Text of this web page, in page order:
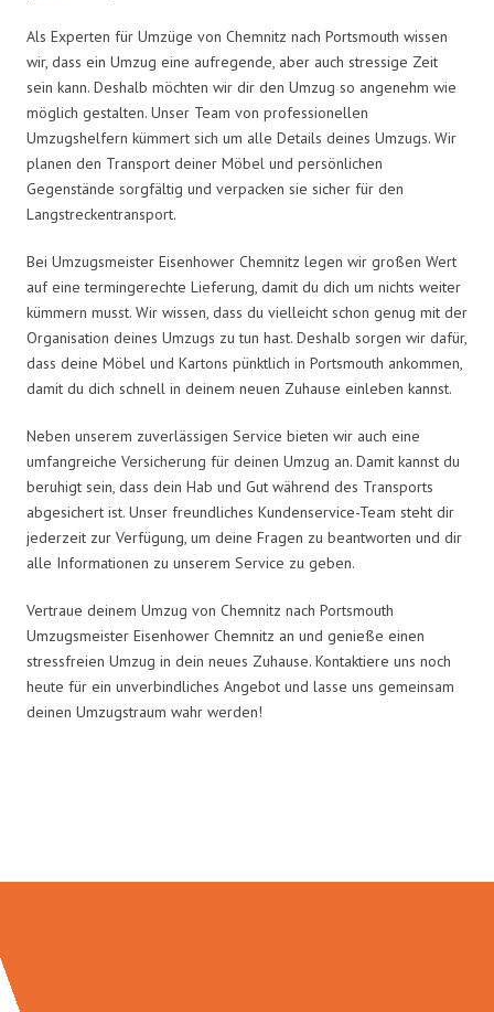
Als Experten für Umzüge von Chemnitz nach Portsmouth wissen
wir, dass ein Umzug eine aufregende, aber auch stressige Zeit
sein kann. Deshalb möchten wir dir den Umzug so angenehm wie
möglich gestalten. Unser Team von professionellen
Umzugshelfern kümmert sich um alle Details deines Umzugs. Wir
planen den Transport deiner Möbel und persönlichen
Gegenstände sorgfältig und verpacken sie sicher für den
Langstreckentransport.
Bei Umzugsmeister Eisenhower Chemnitz legen wir großen Wert
auf eine termingerechte Lieferung, damit du dich um nichts weiter
kümmern musst. Wir wissen, dass du vielleicht schon genug mit der
Organisation deines Umzugs zu tun hast. Deshalb sorgen wir dafür,
dass deine Möbel und Kartons pünktlich in Portsmouth ankommen,
damit du dich schnell in deinem neuen Zuhause einleben kannst.
Neben unserem zuverlässigen Service bieten wir auch eine
umfangreiche Versicherung für deinen Umzug an. Damit kannst du
beruhigt sein, dass dein Hab und Gut während des Transports
abgesichert ist. Unser freundliches Kundenservice-Team steht dir
jederzeit zur Verfügung, um deine Fragen zu beantworten und dir
alle Informationen zu unserem Service zu geben.
Vertraue deinem Umzug von Chemnitz nach Portsmouth
Umzugsmeister Eisenhower Chemnitz an und genieße einen
stressfreien Umzug in dein neues Zuhause. Kontaktiere uns noch
heute für ein unverbindliches Angebot und lasse uns gemeinsam
deinen Umzugstraum wahr werden!